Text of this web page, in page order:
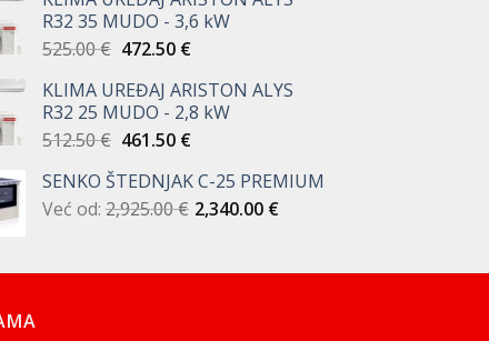
je:
1,075.00 €.
967.50 €.
R32 35 MUDO - 3,6 kW
525.00€ Izvorna
bila
je:
525.00 €.
472.50 €Trenutna
je:
472.50 €.
KLIMA UREĐAJ ARISTON ALYS
R32 25 MUDO - 2,8 kW
512.50€ Izvorna
bila
je:
461.50 €Trenutna
je:
461.50 €.
SENKO ŠTEDNJAK C-25 PREMIUM
Već od: 2,925.00€ 2,340.00 €